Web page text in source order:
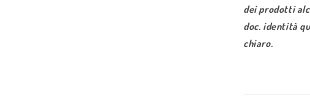
dei prodotti
doc. identità
chiaro.